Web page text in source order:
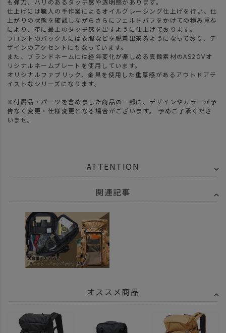
仕上げには職人の手作業によるオイルグレージング仕上げを行い、仕
上がりの状態を確認しながらさらにフェルトバフをかけての積み重ね
により、革に最上のタッチ感を出すように仕上げております。
フロントのバックルには衣服などを脱着出来るようになっており、デ
ザインのアクセントにもなっています。
また、ブランドネームには経年変化が楽しめる真鍮素材のAS2OVオ
リジナルネームプレートを使用しています。
オリジナルファブリック、金具を使用した重厚感があるアウトドアテ
イストなシリーズになります。
※付属品・パーツを含めました商品の一部に、デザインやカラーが予
告なく変更・仕様変更となる場合がございます。 予めご了承くださ
いませ。
ATTENTION
関連記事
オススメ商品